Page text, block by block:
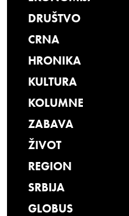
DRUŠTVO
CRNA
HRONIKA
KULTURA
KOLUMNE
ZABAVA
ŽIVOT
REGION
SRBIJA
GLOBUS